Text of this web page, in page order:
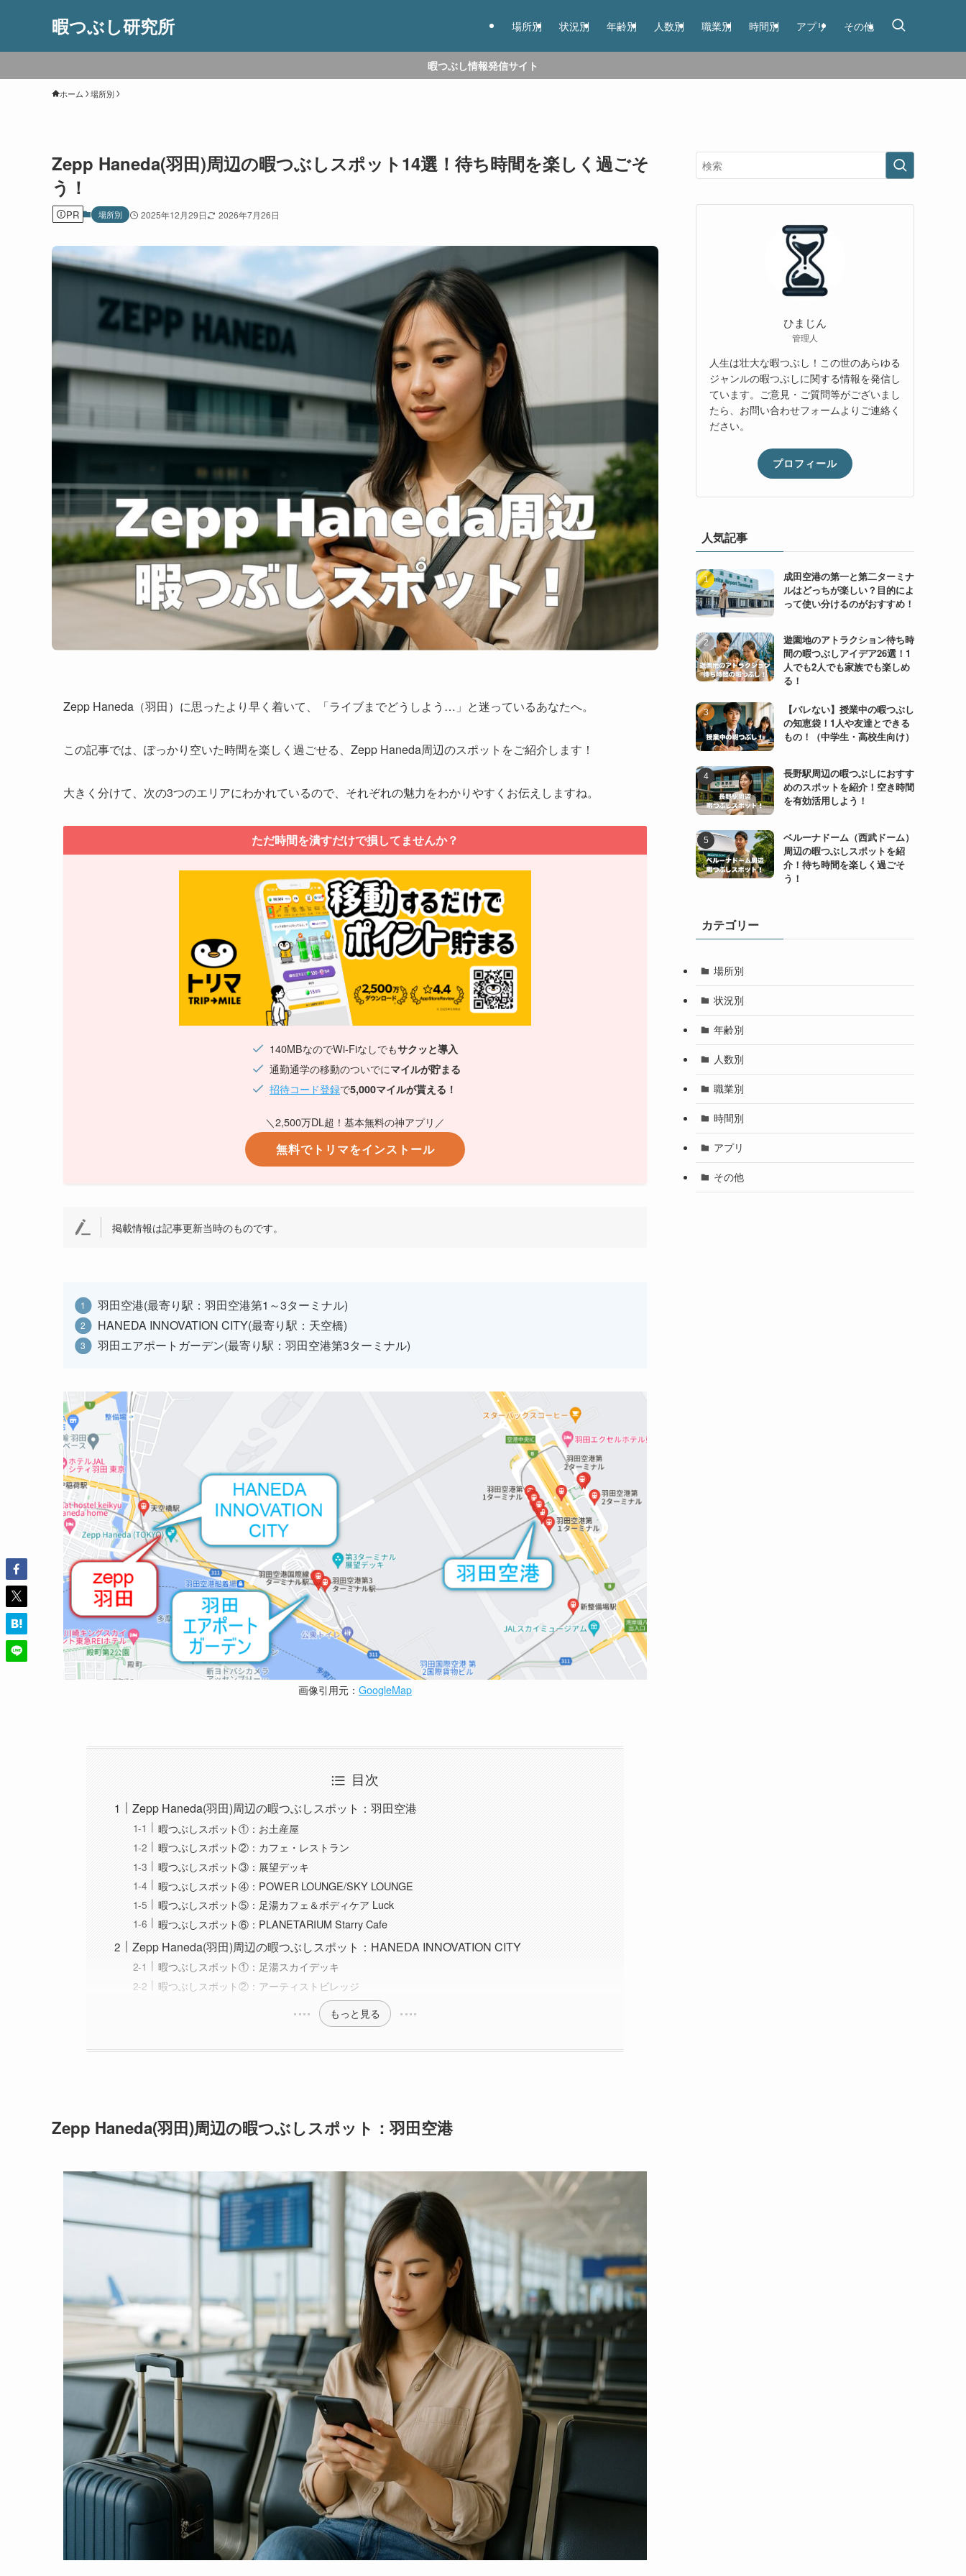
暇つぶし研究所 場所別 状況別 年齢別 人数別 職業別 時間別 アプリ その他
暇つぶし情報発信サイト
ホーム 場所別
Zepp Haneda(羽田)周辺の暇つぶしスポット14選！待ち時間を楽しく過ごそ
う！
PR 場所別 2025年12月29日 2026年7月26日
Zepp Haneda（羽田）に思ったより早く着いて、「ライブまでどうしよう…」と迷っているあなたへ。
この記事では、ぽっかり空いた時間を楽しく過ごせる、Zepp Haneda周辺のスポットをご紹介します！
大きく分けて、次の3つのエリアにわかれているので、それぞれの魅力をわかりやすくお伝えしますね。
ただ時間を潰すだけで損してませんか？
140MBなのでWi-Fiなしでもサクッと導入
通勤通学の移動のついでにマイルが貯まる
招待コード登録で5,000マイルが貰える！
＼2,500万DL超！基本無料の神アプリ／
無料でトリマをインストール
掲載情報は記事更新当時のものです。
羽田空港(最寄り駅：羽田空港第1～3ターミナル)
HANEDA INNOVATION CITY(最寄り駅：天空橋)
羽田エアポートガーデン(最寄り駅：羽田空港第3ターミナル)
画像引用元： GoogleMap
目次
Zepp Haneda(羽田)周辺の暇つぶしスポット：羽田空港
暇つぶしスポット①：お土産屋
暇つぶしスポット②：カフェ・レストラン
暇つぶしスポット③：展望デッキ
暇つぶしスポット④：POWER LOUNGE/SKY LOUNGE
暇つぶしスポット⑤：足湯カフェ＆ボディケア Luck
暇つぶしスポット⑥：PLANETARIUM Starry Cafe
Zepp Haneda(羽田)周辺の暇つぶしスポット：HANEDA INNOVATION CITY
暇つぶしスポット①：足湯スカイデッキ
暇つぶしスポット②：アーティストビレッジ
もっと見る
Zepp Haneda(羽田)周辺の暇つぶしスポット：羽田空港
ひまじん
管理人
人生は壮大な暇つぶし！この世のあらゆる
ジャンルの暇つぶしに関する情報を発信し
ています。ご意見・ご質問等がございまし
たら、お問い合わせフォームよりご連絡く
ださい。
プロフィール
人気記事
成田空港の第一と第二ターミナ
ルはどっちが楽しい？目的によ
って使い分けるのがおすすめ！
遊園地のアトラクション待ち時
間の暇つぶしアイデア26選！1
人でも2人でも家族でも楽しめ
る！
【バレない】授業中の暇つぶし
の知恵袋！1人や友達とできる
もの！（中学生・高校生向け）
長野駅周辺の暇つぶしにおすす
めのスポットを紹介！空き時間
を有効活用しよう！
ベルーナドーム（西武ドーム）
周辺の暇つぶしスポットを紹
介！待ち時間を楽しく過ごそ
う！
カテゴリー
場所別
状況別
年齢別
人数別
職業別
時間別
アプリ
その他